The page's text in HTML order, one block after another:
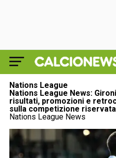
Nations League
Nations League News:
risultati, promozioni e
sulla competizione
Nations League News